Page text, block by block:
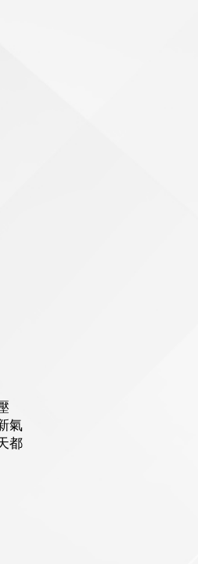
氣
都